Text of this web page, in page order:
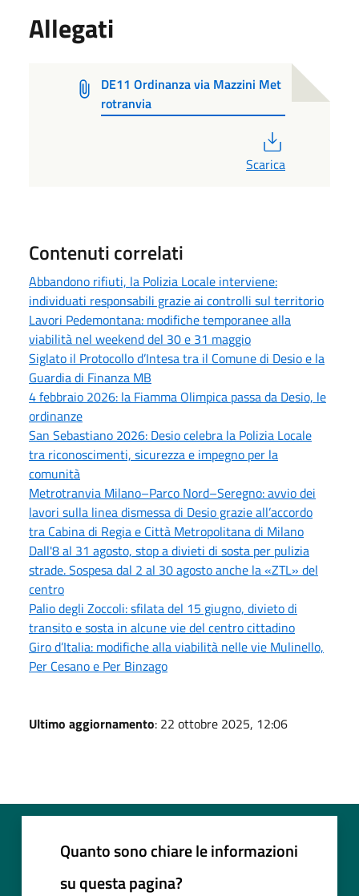
Allegati
DE11 Ordinanza via Mazzini Met
rotranvia
Scarica
Contenuti correlati
Abbandono rifiuti, la Polizia Locale interviene:
individuati responsabili grazie ai controlli sul territorio
Lavori Pedemontana: modifiche temporanee alla
viabilità nel weekend del 30 e 31 maggio
Siglato il Protocollo d’Intesa tra il Comune di Desio e la
Guardia di Finanza MB
4 febbraio 2026: la Fiamma Olimpica passa da Desio, le
ordinanze
San Sebastiano 2026: Desio celebra la Polizia Locale
tra riconoscimenti, sicurezza e impegno per la
comunità
Metrotranvia Milano–Parco Nord–Seregno: avvio dei
lavori sulla linea dismessa di Desio grazie all’accordo
tra Cabina di Regia e Città Metropolitana di Milano
Dall'8 al 31 agosto, stop a divieti di sosta per pulizia
strade. Sospesa dal 2 al 30 agosto anche la «ZTL» del
centro
Palio degli Zoccoli: sfilata del 15 giugno, divieto di
transito e sosta in alcune vie del centro cittadino
Giro d’Italia: modifiche alla viabilità nelle vie Mulinello,
Per Cesano e Per Binzago
Ultimo aggiornamento: 22 ottobre 2025, 12:06
Quanto sono chiare le informazioni
su questa pagina?